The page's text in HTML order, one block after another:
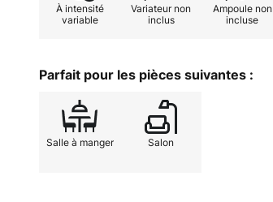
À intensité
variable
Variateur non
inclus
Ampoule non
incluse
Parfait pour les pièces suivantes :
Salle à manger Salon